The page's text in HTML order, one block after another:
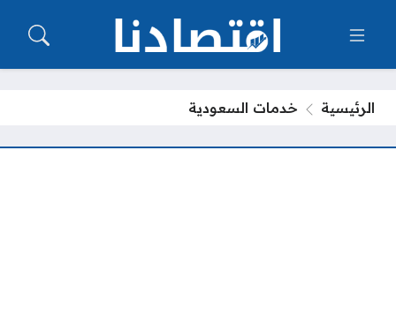
الرئيسية خدمات السعودية